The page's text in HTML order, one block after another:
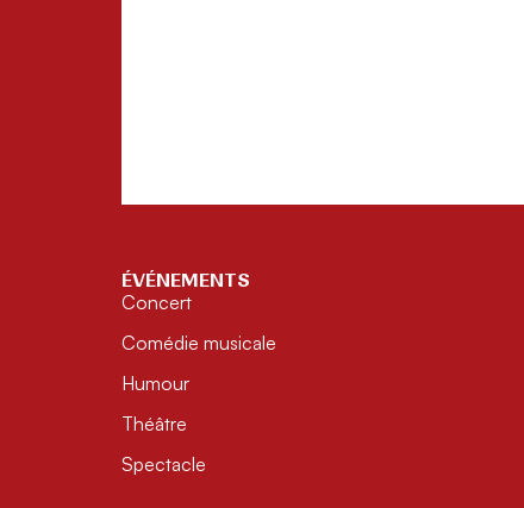
ÉVÉNEMENTS
Concert
Comédie musicale
Humour
Théâtre
Spectacle